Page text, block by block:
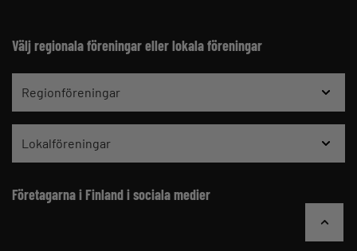
Välj regionala föreningar eller lokala föreningar
Regionföreningar
Lokalföreningar
Företagarna i Finland i sociala medier